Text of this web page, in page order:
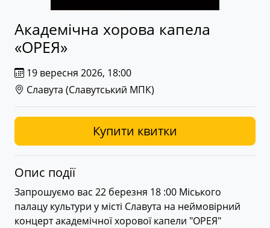
Академічна хорова капела
«ОРЕЯ»
19 вересня 2026, 18:00
Славута (Славутський МПК)
Купити квитки
Опис події
Запрошуємо вас 22 березня 18 :00 Міського
палацу культури у місті Славута на неймовірний
концерт академічної хорової капели "ОРЕЯ"